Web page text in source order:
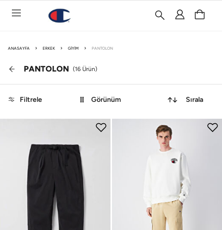
ANASAYFA ERKEK GIYIM PANTOLON
PANTOLON (16 Ürün)
Filtrele Görünüm Sırala